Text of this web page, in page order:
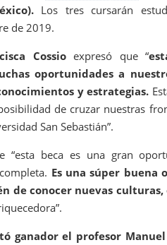
Los tres cursarán
de 2019.
Cossioexpresó que “
oportunidades a
y estrategias.
de cruzar nuestras
San Sebastián”.
beca es una gran
Es una súper buena
de conocer nuevas
ganador el profesor Manuel